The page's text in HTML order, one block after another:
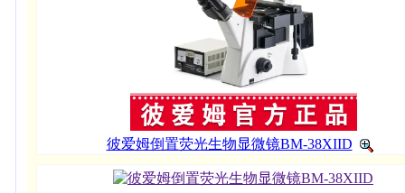
彼爱姆倒置荧光生物显微镜BM-38XIID